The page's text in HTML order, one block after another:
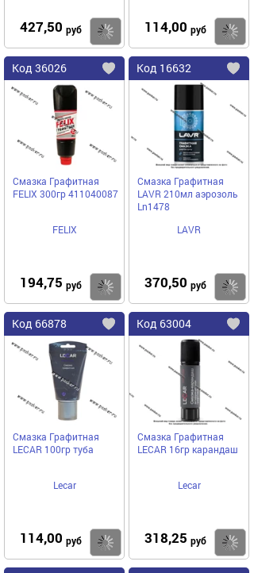
427,50 руб Купить
114,00 руб
Код 36026
Добавить
избранное
Смазка Графитная
FELIX 300гр 411040087
FELIX
194,75 руб Купить
Код 16632
Смазка Графитная
LAVR 210мл аэрозоль
Ln1478
LAVR
370,50 руб
Код 66878
Добавить
избранное
Смазка Графитная
LECAR 100гр туба
Lecar
114,00 руб Купить
Код 63004
Смазка Графитная
LECAR 16гр карандаш
Lecar
318,25 руб